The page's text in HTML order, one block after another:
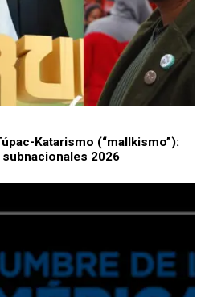
Katarismo (“mallkismo”):
2026